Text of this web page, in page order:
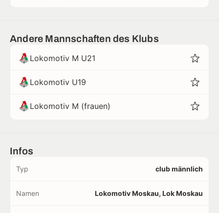
Andere Mannschaften des Klubs
Lokomotiv M U21
Lokomotiv U19
Lokomotiv M (frauen)
Infos
Typ club männlich
Namen Lokomotiv Moskau, Lok Moskau